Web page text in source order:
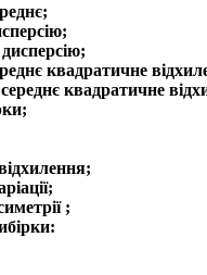
квадратичне
квадратичне
;